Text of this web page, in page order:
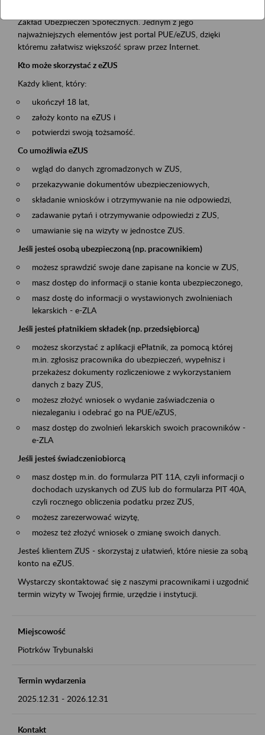
Zakład Ubezpieczeń Społecznych. Jednym z jego
najważniejszych elementów jest portal PUE/eZUS, dzięki
któremu załatwisz większość spraw przez Internet.
Kto może skorzystać z eZUS
Każdy klient, który:
ukończył 18 lat,
założy konto na eZUS i
potwierdzi swoją tożsamość.
Co umożliwia eZUS
wgląd do danych zgromadzonych w ZUS,
przekazywanie dokumentów ubezpieczeniowych,
składanie wniosków i otrzymywanie na nie odpowiedzi,
zadawanie pytań i otrzymywanie odpowiedzi z ZUS,
umawianie się na wizyty w jednostce ZUS.
Jeśli jesteś osobą ubezpieczoną (np. pracownikiem)
możesz sprawdzić swoje dane zapisane na koncie w ZUS,
masz dostęp do informacji o stanie konta ubezpieczonego,
masz dostę do informacji o wystawionych zwolnieniach
lekarskich - e-ZLA
Jeśli jesteś płatnikiem składek (np. przedsiębiorcą)
możesz skorzystać z aplikacji ePłatnik, za pomocą której
m.in. zgłosisz pracownika do ubezpieczeń, wypełnisz i
przekażesz dokumenty rozliczeniowe z wykorzystaniem
danych z bazy ZUS,
możesz złożyć wniosek o wydanie zaświadczenia o
niezaleganiu i odebrać go na PUE/eZUS,
masz dostęp do zwolnień lekarskich swoich pracowników -
e-ZLA
Jeśli jesteś świadczeniobiorcą
masz dostęp m.in. do formularza PIT 11A, czyli informacji o
dochodach uzyskanych od ZUS lub do formularza PIT 40A,
czyli rocznego obliczenia podatku przez ZUS,
możesz zarezerwować wizytę,
możesz też złożyć wniosek o zmianę swoich danych.
Jesteś klientem ZUS - skorzystaj z ułatwień, które niesie za sobą
konto na eZUS.
Wystarczy skontaktować się z naszymi pracownikami i uzgodnić
termin wizyty w Twojej firmie, urzędzie i instytucji.
Miejscowość
Piotrków Trybunalski
Termin wydarzenia
2025.12.31 - 2026.12.31
Kontakt